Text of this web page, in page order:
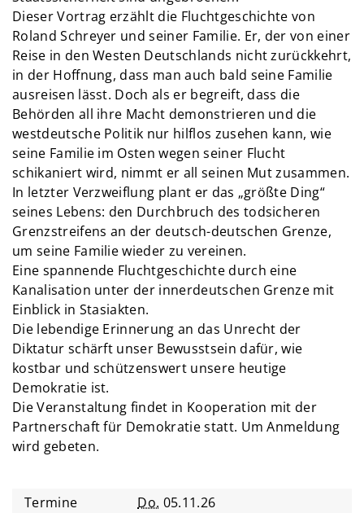
Dieser Vortrag erzählt die Fluchtgeschichte von
Roland Schreyer und seiner Familie. Er, der von einer
Reise in den Westen Deutschlands nicht zurückkehrt,
in der Hoffnung, dass man auch bald seine Familie
ausreisen lässt. Doch als er begreift, dass die
Behörden all ihre Macht demonstrieren und die
westdeutsche Politik nur hilflos zusehen kann, wie
seine Familie im Osten wegen seiner Flucht
schikaniert wird, nimmt er all seinen Mut zusammen.
In letzter Verzweiflung plant er das „größte Ding“
seines Lebens: den Durchbruch des todsicheren
Grenzstreifens an der deutsch-deutschen Grenze,
um seine Familie wieder zu vereinen.
Eine spannende Fluchtgeschichte durch eine
Kanalisation unter der innerdeutschen Grenze mit
Einblick in Stasiakten.
Die lebendige Erinnerung an das Unrecht der
Diktatur schärft unser Bewusstsein dafür, wie
kostbar und schützenswert unsere heutige
Demokratie ist.
Die Veranstaltung findet in Kooperation mit der
Partnerschaft für Demokratie statt. Um Anmeldung
wird gebeten.
Termine Do. 05.11.26